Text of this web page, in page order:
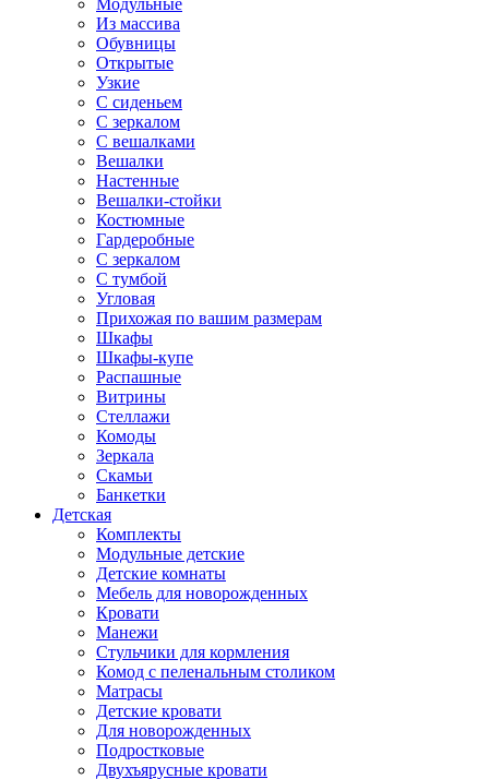
Модульные
Из массива
Обувницы
Открытые
Узкие
С сиденьем
С зеркалом
С вешалками
Вешалки
Настенные
Вешалки-стойки
Костюмные
Гардеробные
С зеркалом
С тумбой
Угловая
Прихожая по вашим размерам
Шкафы
Шкафы-купе
Распашные
Витрины
Стеллажи
Комоды
Зеркала
Скамьи
Банкетки
Детская
Комплекты
Модульные детские
Детские комнаты
Мебель для новорожденных
Кровати
Манежи
Стульчики для кормления
Комод с пеленальным столиком
Матрасы
Детские кровати
Для новорожденных
Подростковые
Двухъярусные кровати